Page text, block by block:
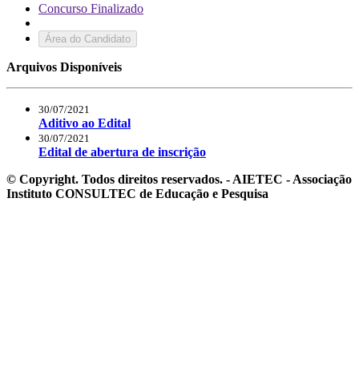
Concurso Finalizado
Área do Candidato
Arquivos Disponíveis
30/07/2021
Aditivo ao Edital
30/07/2021
Edital de abertura de inscrição
© Copyright. Todos direitos reservados. - AIETEC - Associação
Instituto CONSULTEC de Educação e Pesquisa